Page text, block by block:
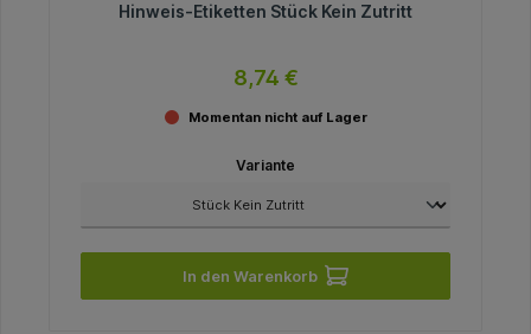
Hinweis-Etiketten Stück Kein Zutritt
8,74 €
Momentan nicht auf Lager
Variante
In den Warenkorb